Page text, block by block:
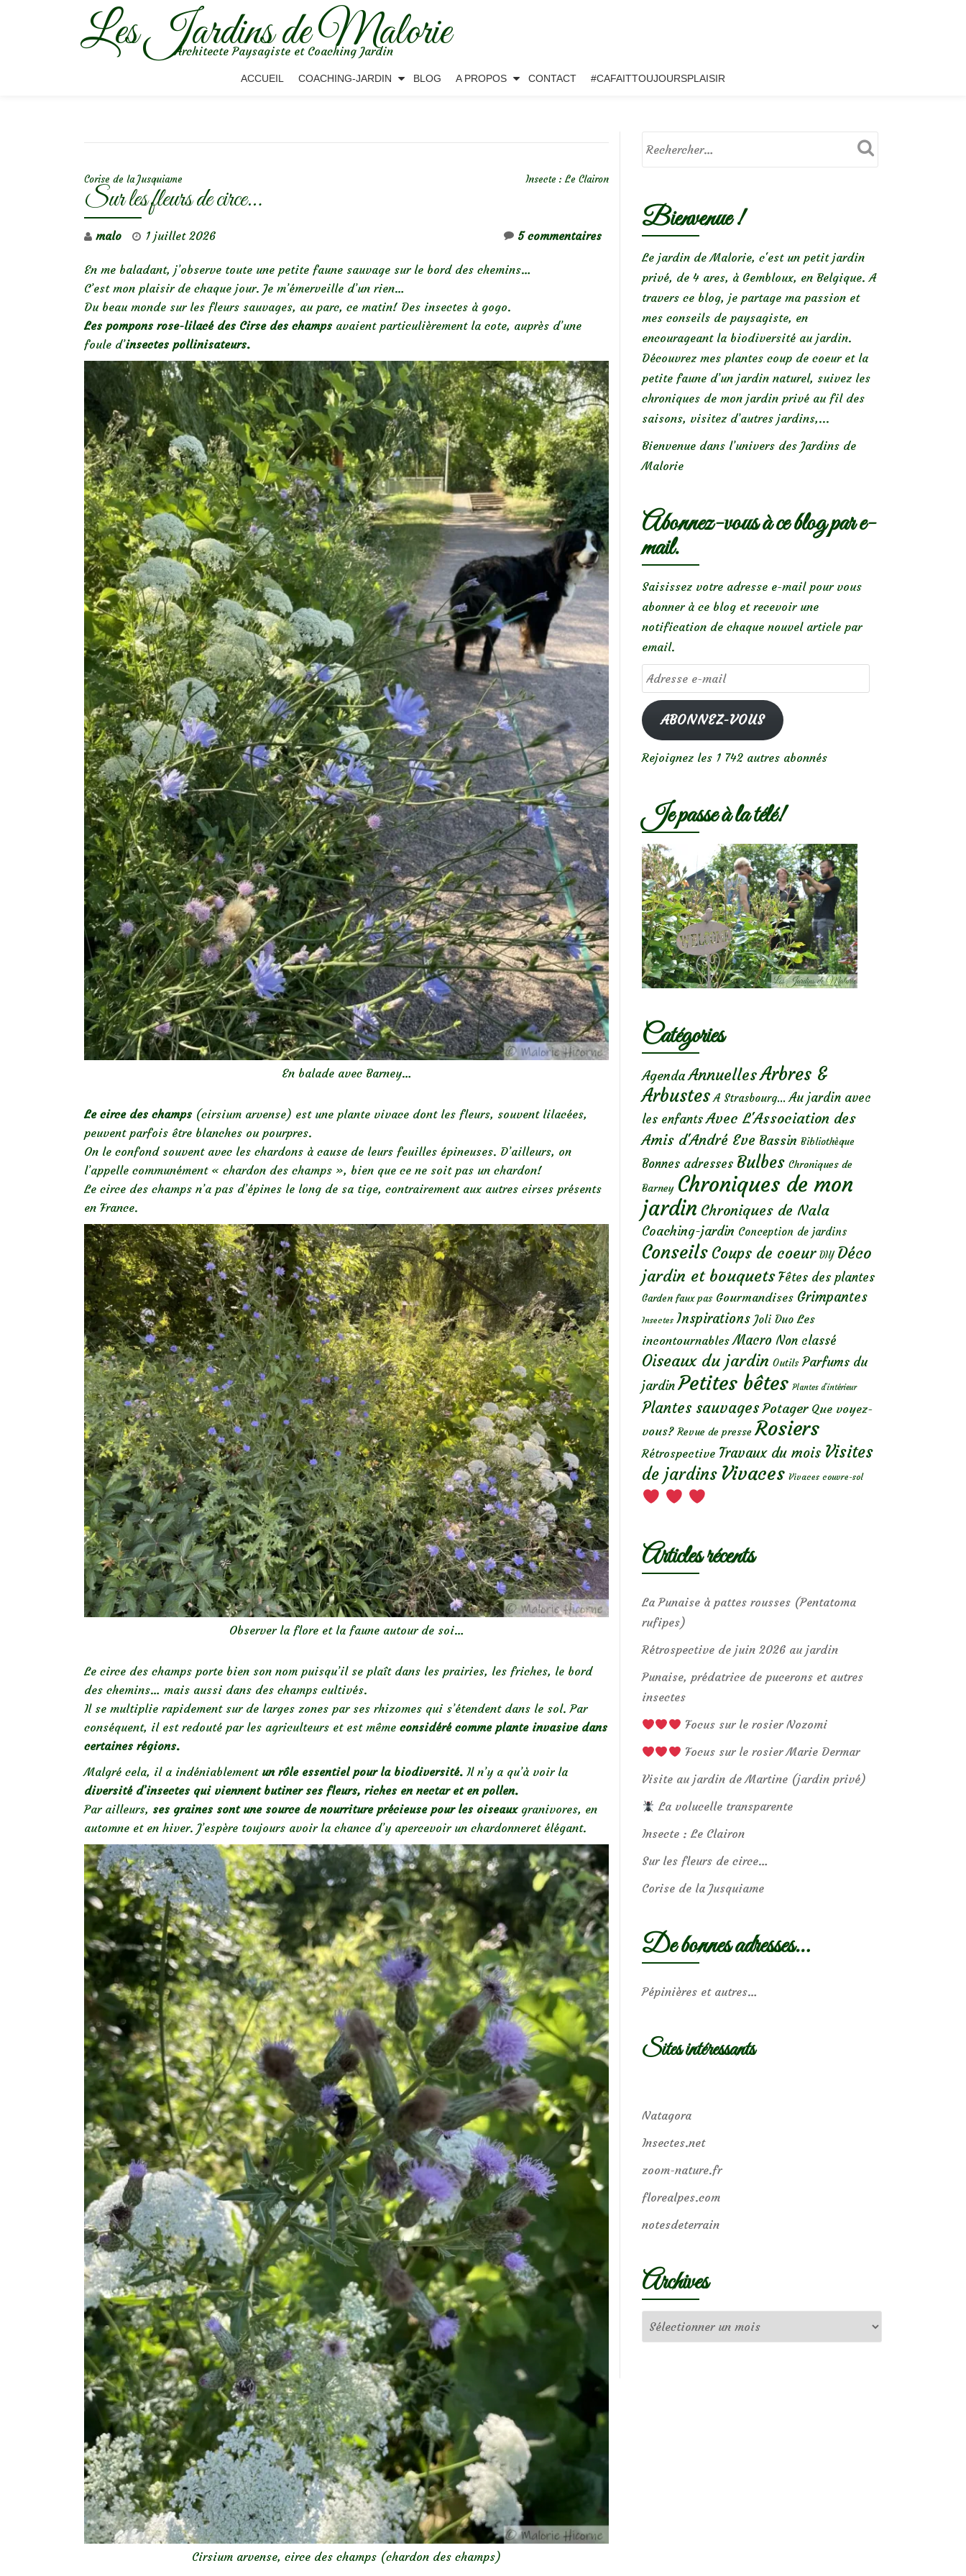
Les Jardins de Malorie
Architecte Paysagiste et Coaching Jardin
ACCUEIL COACHING-JARDIN BLOG A PROPOS CONTACT #CAFAITTOUJOURSPLAISIR
Corise de la Jusquiame Insecte : Le Clairon
Sur les fleurs de circe…
malo 1 juillet 2026 5 commentaires
En me baladant, j’observe toute une petite faune sauvage sur le bord des chemins…
C’est mon plaisir de chaque jour. Je m’émerveille d’un rien…
Du beau monde sur les fleurs sauvages, au parc, ce matin! Des insectes à gogo.
Les pompons rose-lilacé des Cirse des champs avaient particulièrement la cote, auprès d’une
foule d’insectes pollinisateurs.
En balade avec Barney…
Le circe des champs (cirsium arvense) est une plante vivace dont les fleurs, souvent lilacées,
peuvent parfois être blanches ou pourpres.
On le confond souvent avec les chardons à cause de leurs feuilles épineuses. D’ailleurs, on
l’appelle communément « chardon des champs », bien que ce ne soit pas un chardon!
Le circe des champs n’a pas d’épines le long de sa tige, contrairement aux autres cirses présents
en France.
Observer la flore et la faune autour de soi…
Le circe des champs porte bien son nom puisqu’il se plaît dans les prairies, les friches, le bord
des chemins… mais aussi dans des champs cultivés.
Il se multiplie rapidement sur de larges zones par ses rhizomes qui s’étendent dans le sol. Par
conséquent, il est redouté par les agriculteurs et est même considéré comme plante invasive dans
certaines régions.
Malgré cela, il a indéniablement un rôle essentiel pour la biodiversité. Il n’y a qu’à voir la
diversité d’insectes qui viennent butiner ses fleurs, riches en nectar et en pollen.
Par ailleurs, ses graines sont une source de nourriture précieuse pour les oiseauxgranivores, en
automne et en hiver. J’espère toujours avoir la chance d’y apercevoir un chardonneret élégant.
Cirsium arvense, circe des champs (chardon des champs)
Bienvenue !
Le jardin de Malorie, c'est un petit jardin
privé, de 4 ares, à Gembloux, en Belgique. A
travers ce blog, je partage ma passion et
mes conseils de paysagiste, en
encourageant la biodiversité au jardin.
Découvrez mes plantes coup de coeur et la
petite faune d’un jardin naturel, suivez les
chroniques de mon jardin privé au fil des
saisons, visitez d’autres jardins,...
Bienvenue dans l’univers des Jardins de
Malorie
Abonnez-vous à ce blog par e-
mail.
Saisissez votre adresse e-mail pour vous
abonner à ce blog et recevoir une
notification de chaque nouvel article par
email.
Adresse
e-
mailABONNEZ-VOUS
Rejoignez les 1 742 autres abonnés
Je passe à la télé!
Catégories
Agenda AnnuellesArbres &
Arbustes A Strasbourg... Au jardin avec
les enfants Avec L'Association des
Amis d'André Eve Bassin Bibliothèque
Bonnes adresses Bulbes Chroniques de
Barney Chroniques de mon
jardin Chroniques de Nala
Coaching-jardin Conception de jardins
Conseils Coups de coeur DIY Déco
jardin et bouquets Fêtes des plantes
Garden faux pas Gourmandises Grimpantes
Insectes Inspirations Joli Duo Les
incontournables Macro Non classé
Oiseaux du jardin Outils Parfums du
jardin Petites bêtes Plantes d’intérieur
Plantes sauvages Potager Que voyez-
vous? Revue de presse Rosiers
Rétrospective Travaux du mois Visites
de jardins Vivaces Vivaces couvre-sol
Articles récents
La Punaise à pattes rousses (Pentatoma
rufipes)
Rétrospective de juin 2026 au jardin
Punaise, prédatrice de pucerons et autres
insectes
Focus sur le rosier Nozomi
Focus sur le rosier Marie Dermar
Visite au jardin de Martine (jardin privé)
La volucelle transparente
Insecte : Le Clairon
Sur les fleurs de circe…
Corise de la Jusquiame
De bonnes adresses…
Pépinières et autres…
Sites intéressants
Natagora
Insectes.net
zoom-nature.fr
florealpes.com
notesdeterrain
Archives
Archives